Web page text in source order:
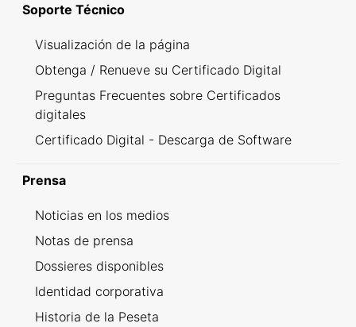
Soporte Técnico
Visualización de la página
Obtenga / Renueve su Certificado Digital
Preguntas Frecuentes sobre Certificados
digitales
Certificado Digital - Descarga de Software
Prensa
Noticias en los medios
Notas de prensa
Dossieres disponibles
Identidad corporativa
Historia de la Peseta